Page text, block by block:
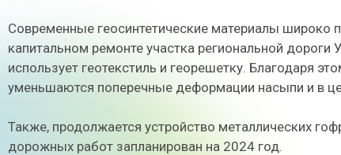
Современные геосинтетические материалы широко
капитальном ремонте участка региональной
использует геотекстиль и георешетку. Благодаря
уменьшаются поперечные деформации насыпи и в
Также, продолжается устройство металлических
дорожных работ запланирован на 2024 год.